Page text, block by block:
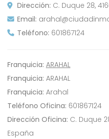
Dirección: C. Duque 28,
Email:
Teléfono: 601867124
Franquicia: ARAHAL
Franquicia: ARAHAL
Franquicia: Arahal
Teléfono Oficina: 601867124
Dirección Oficina: C. Duque
España